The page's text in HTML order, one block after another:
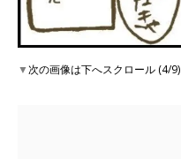
▼次の画像は下へスクロール (4/9)